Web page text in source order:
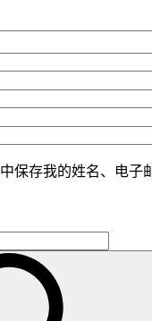
保存我的姓名、电子